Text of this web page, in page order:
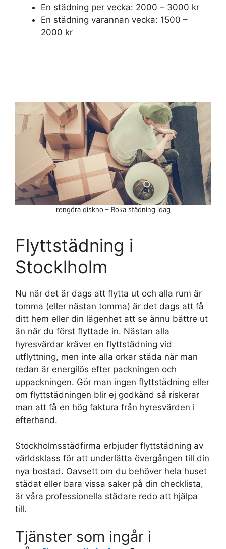
En städning per vecka: 2000 – 3000 kr
En städning varannan vecka: 1500 –
2000 kr
Flyttstädning i
Stocklholm
Nu när det är dags att flytta ut och alla rum är
tomma (eller nästan tomma) är det dags att få
ditt hem eller din lägenhet att se ännu bättre ut
än när du först flyttade in. Nästan alla
hyresvärdar kräver en flyttstädning vid
utflyttning, men inte alla orkar städa när man
redan är energilös efter packningen och
uppackningen. Gör man ingen flyttstädning eller
om flyttstädningen blir ej godkänd så riskerar
man att få en hög faktura från hyresvärden i
efterhand.
Stockholmsstädfirma erbjuder flyttstädning av
världsklass för att underlätta övergången till din
nya bostad. Oavsett om du behöver hela huset
städat eller bara vissa saker på din checklista,
är våra professionella städare redo att hjälpa
till.
Tjänster som ingår i
rengöra diskho – Boka städning idag